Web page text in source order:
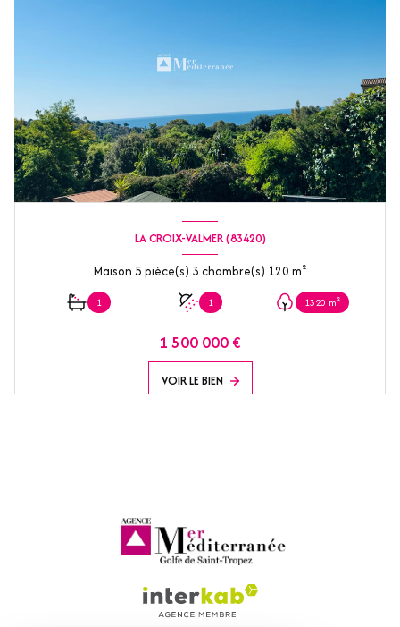
LA CROIX-VALMER (83420)
Maison 5 pièce(s) 3 chambre(s) 120 m²
1 1 1320 m²
1 500 000 €
VOIR LE BIEN